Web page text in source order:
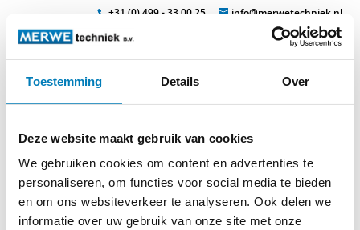
Toestemming Details Over
Deze website maakt gebruik van cookies
We gebruiken cookies om content en advertenties te
personaliseren, om functies voor social media te bieden
en om ons websiteverkeer te analyseren. Ook delen we
informatie over uw gebruik van onze site met onze
+31 (0) 499 - 33 00 25 info@merwetechniek.nl
Veelzijdig in elektrotechnische producten
isomil-2-
gereedschap_page3_image1